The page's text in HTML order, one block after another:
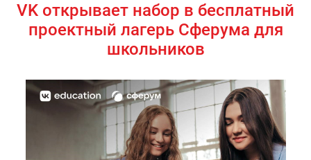
VK открывает набор в бесплатный
проектный лагерь Сферума для
школьников